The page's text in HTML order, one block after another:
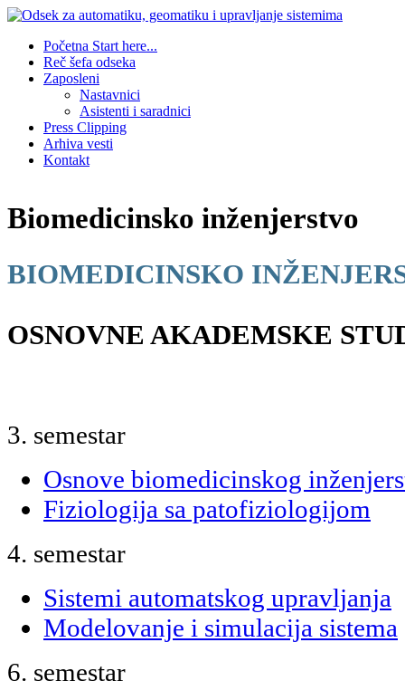
Početna Start here...
Reč šefa odseka
Zaposleni
Nastavnici
Asistenti i saradnici
Press Clipping
Arhiva vesti
Kontakt
Biomedicinsko inženjerstvo
BIOMEDICINSKO
OSNOVNE AKADEMSKE
3. semestar
Osnove biomedicinskog
Fiziologija sa patofiziologijom
4. semestar
Sistemi automatskog upravljanja
Modelovanje i simulacija sistema
6. semestar